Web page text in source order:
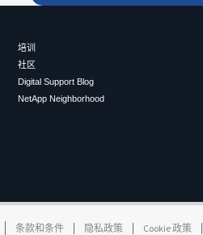
培训
社区
Digital Support Blog
NetApp Neighborhood
条款和条件 隐私政策 Cookie 政策